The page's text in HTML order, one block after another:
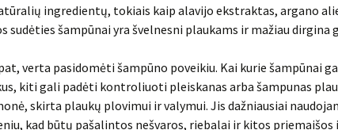
ingredientų, tokiais kaip alavijo ekstraktas, argano
sudėties šampūnai yra švelnesni plaukams ir mažiau dirgina
verta pasidomėti šampūno poveikiu. Kai kurie šampūnai
kiti gali padėti kontroliuoti pleiskanas arba šampunas
skirta plaukų plovimui ir valymui. Jis dažniausiai
kad būtų pašalintos nešvaros, riebalai ir kitos priemaišos